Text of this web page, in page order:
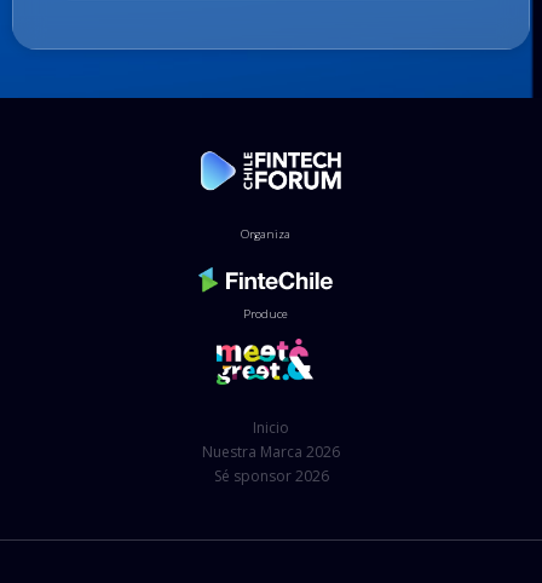
Produce
Organiza
Inicio
Nuestra Marca 2026
Sé sponsor 2026